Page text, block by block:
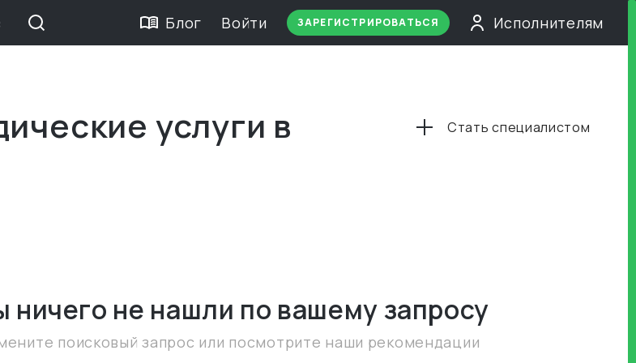
Блог Войти ЗАРЕГИСТРИРОВАТЬСЯ Исполнителям
услуги в
Стать специалистом
ничего не нашли по вашему запросу
поисковый запрос или посмотрите наши рекомендации